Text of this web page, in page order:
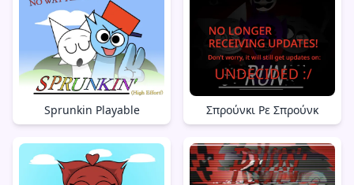
Sprunkin Playable Σπρούνκι Ρε Σπρούνκ